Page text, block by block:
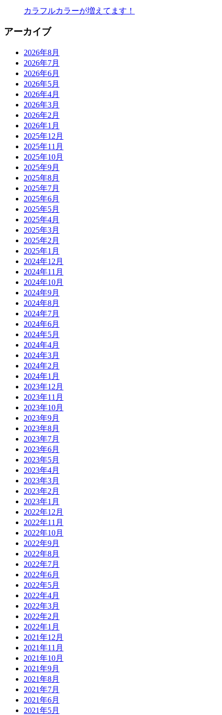
カラフルカラーが増えてます！
アーカイブ
2026年8月
2026年7月
2026年6月
2026年5月
2026年4月
2026年3月
2026年2月
2026年1月
2025年12月
2025年11月
2025年10月
2025年9月
2025年8月
2025年7月
2025年6月
2025年5月
2025年4月
2025年3月
2025年2月
2025年1月
2024年12月
2024年11月
2024年10月
2024年9月
2024年8月
2024年7月
2024年6月
2024年5月
2024年4月
2024年3月
2024年2月
2024年1月
2023年12月
2023年11月
2023年10月
2023年9月
2023年8月
2023年7月
2023年6月
2023年5月
2023年4月
2023年3月
2023年2月
2023年1月
2022年12月
2022年11月
2022年10月
2022年9月
2022年8月
2022年7月
2022年6月
2022年5月
2022年4月
2022年3月
2022年2月
2022年1月
2021年12月
2021年11月
2021年10月
2021年9月
2021年8月
2021年7月
2021年6月
2021年5月